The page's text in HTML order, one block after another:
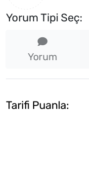
Yorum Tipi Seç:
Yorum
Tarifi Puanla: